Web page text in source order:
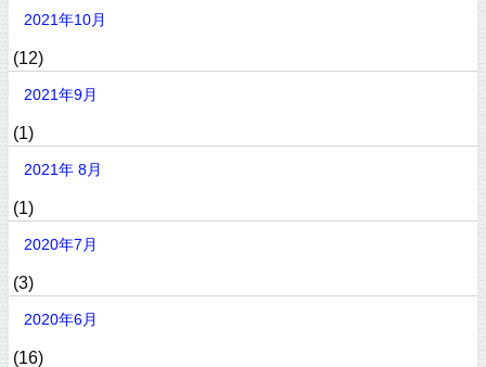
2021年10月
(12)
2021年9月
(1)
2021年 8月
(1)
2020年7月
(3)
2020年6月
(16)